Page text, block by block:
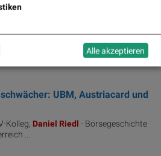
ich überrascht: Irre Reise 1985
damals mit der
UBM, Austriacard und
Kolleg, Daniel Riedl - Börsegeschichte
...
Alle akzeptieren